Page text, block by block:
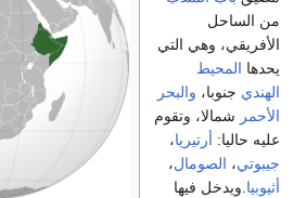
من الساحل
الأفريقي، وهي التي
يحدها المحيط
الهندي جنوبا، والبحر
الأحمر شمالا، وتقوم
عليه حاليا: أرتيريا،
جيبوتي، الصومال،
أثيوبيا .ويدخل فيها